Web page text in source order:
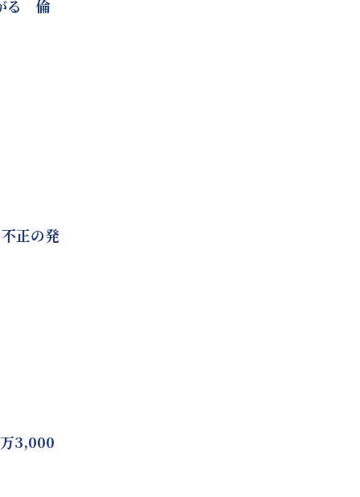
る 倫
正の発
3,000